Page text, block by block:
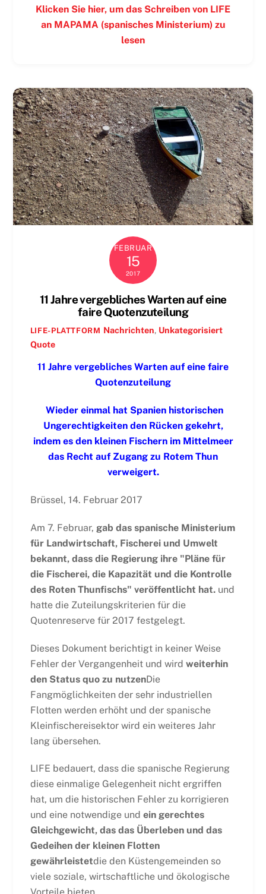
Klicken Sie hier, um das Schreiben von LIFE
an MAPAMA (spanisches Ministerium) zu
lesen
FEBRUAR
15
2017
11 Jahre vergebliches Warten auf eine
faire Quotenzuteilung
LIFE-PLATTFORM Nachrichten, Unkategorisiert
Quote
11 Jahre vergebliches Warten auf eine faire
Quotenzuteilung
Wieder einmal hat Spanien historischen
Ungerechtigkeiten den Rücken gekehrt,
indem es den kleinen Fischern im Mittelmeer
das Recht auf Zugang zu Rotem Thun
verweigert.
Brüssel, 14. Februar 2017
Am 7. Februar, gab das spanische Ministerium
für Landwirtschaft, Fischerei und Umwelt
bekannt, dass die Regierung ihre "Pläne für
die Fischerei, die Kapazität und die Kontrolle
des Roten Thunfischs" veröffentlicht hat.und
hatte die Zuteilungskriterien für die
Quotenreserve für 2017 festgelegt.
Dieses Dokument berichtigt in keiner Weise
Fehler der Vergangenheit und wird weiterhin
den Status quo zu nutzenDie
Fangmöglichkeiten der sehr industriellen
Flotten werden erhöht und der spanische
Kleinfischereisektor wird ein weiteres Jahr
lang übersehen.
LIFE bedauert, dass die spanische Regierung
diese einmalige Gelegenheit nicht ergriffen
hat, um die historischen Fehler zu korrigieren
und eine notwendige und ein gerechtes
Gleichgewicht, das das Überleben und das
Gedeihen der kleinen Flotten
gewährleistetdie den Küstengemeinden so
viele soziale, wirtschaftliche und ökologische